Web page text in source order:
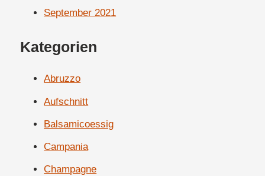
September 2021
Kategorien
Abruzzo
Aufschnitt
Balsamicoessig
Campania
Champagne